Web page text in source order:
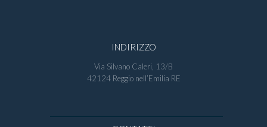
INDIRIZZO
Via Silvano Caleri, 13/B
42124 Reggio nell’Emilia RE